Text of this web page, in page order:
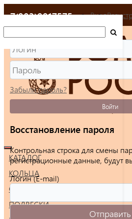
+7(903)9917575
КАТАЛОГ
КОЛЬЦА
СЕРЬГИ
ПОДВЕСКИ
Вход
Забыли пароль?
Войти
Восстановление пароля
Контрольная строка для смены
регистрационные данные, будут
Логин (E-mail)